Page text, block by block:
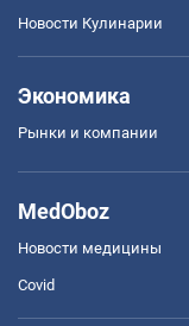
Новости Кулинарии
Экономика
Рынки и компании
MedOboz
Новости медицины
Covid